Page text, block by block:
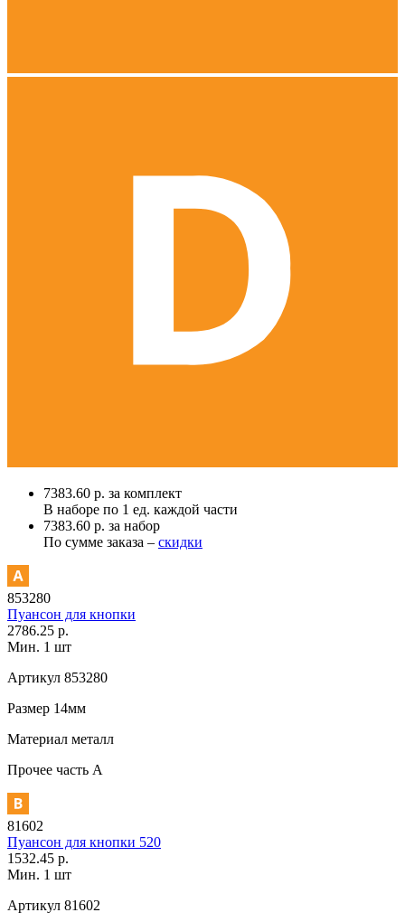
7383.60 р. за комплект
В наборе по 1 ед. каждой части
7383.60 р. за набор
По сумме заказа – скидки
853280
Пуансон для кнопки
2786.25 р.
Мин. 1 шт
Артикул 853280
Размер 14мм
Материал металл
Прочее часть A
81602
Пуансон для кнопки 520
1532.45 р.
Мин. 1 шт
Артикул 81602